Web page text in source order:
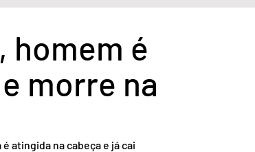
homem é
morre na
atingida na cabeça e já cai